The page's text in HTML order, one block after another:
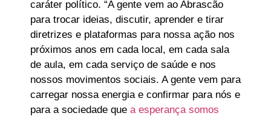
caráter político. “A gente vem ao Abrascão
para trocar ideias, discutir, aprender e tirar
diretrizes e plataformas para nossa ação nos
próximos anos em cada local, em cada sala
de aula, em cada serviço de saúde e nos
nossos movimentos sociais. A gente vem para
carregar nossa energia e confirmar para nós e
para a sociedade que a esperança somos